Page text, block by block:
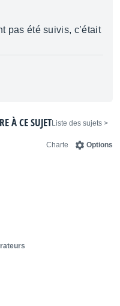
pas été suivis, c’était
< Liste des sujets
À CE SUJET
Options
Charte